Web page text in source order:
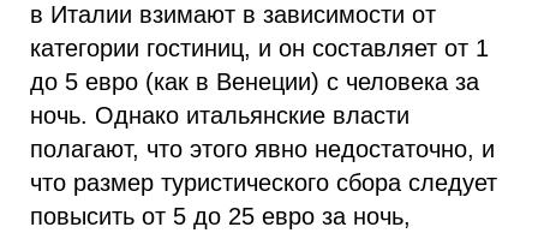
в Италии взимают в зависимости от
категории гостиниц, и он составляет от 1
до 5 евро (как в Венеции) с человека за
ночь. Однако итальянские власти
полагают, что этого явно недостаточно, и
что размер туристического сбора следует
повысить от 5 до 25 евро за ночь,